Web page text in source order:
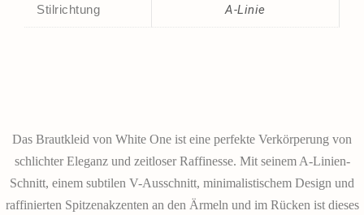
Stilrichtung A-Linie
Das Brautkleid von White One ist eine perfekte Verkörperung von
schlichter Eleganz und zeitloser Raffinesse. Mit seinem A-Linien-
Schnitt, einem subtilen V-Ausschnitt, minimalistischem Design und
raffinierten Spitzenakzenten an den Ärmeln und im Rücken ist dieses